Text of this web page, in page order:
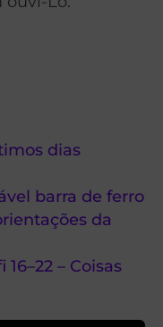
dias
barra de ferro
da
– Coisas